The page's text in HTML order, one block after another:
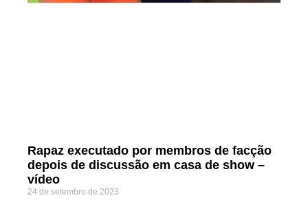
Rapaz executado por membros de facção
depois de discussão em casa de show –
vídeo
24 de setembro de 2023